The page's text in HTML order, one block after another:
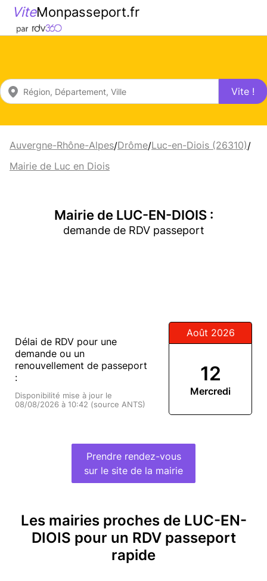
ViteMonpasseport.fr
Vite !
Auvergne-Rhône-Alpes/Drôme/Luc-en-Diois (26310)/
Mairie de Luc en Diois
Mairie de LUC-EN-DIOIS :
demande de RDV passeport
Délai de RDV pour une
demande ou un
renouvellement de passeport
:
Disponibilité mise à jour le
08/08/2026 à 10:42 (source ANTS)
Août 2026
12
Mercredi
Prendre rendez-vous
sur le site de la mairie
Les mairies proches de LUC-EN-
DIOIS pour un RDV passeport
rapide